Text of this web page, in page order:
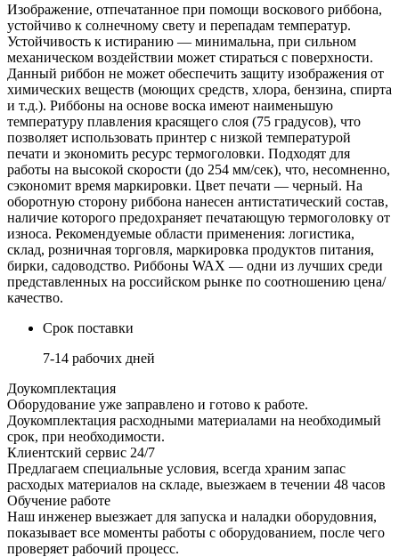
Изображение, отпечатанное при помощи воскового риббона,
устойчиво к солнечному свету и перепадам температур.
Устойчивость к истиранию — минимальна, при сильном
механическом воздействии может стираться с поверхности.
Данный риббон не может обеспечить защиту изображения от
химических веществ (моющих средств, хлора, бензина, спирта
и т.д.). Риббоны на основе воска имеют наименьшую
температуру плавления красящего слоя (75 градусов), что
позволяет использовать принтер с низкой температурой
печати и экономить ресурс термоголовки. Подходят для
работы на высокой скорости (до 254 мм/сек), что, несомненно,
сэкономит время маркировки. Цвет печати — черный. На
оборотную сторону риббона нанесен антистатический состав,
наличие которого предохраняет печатающую термоголовку от
износа. Рекомендуемые области применения: логистика,
склад, розничная торговля, маркировка продуктов питания,
бирки, садоводство. Риббоны WAX — одни из лучших среди
представленных на российском рынке по соотношению цена/
качество.
Срок поставки
7-14 рабочих дней
Доукомплектация
Оборудование уже заправлено и готово к работе.
Доукомплектация расходными материалами на необходимый
срок, при необходимости.
Клиентский сервис 24/7
Предлагаем специальные условия, всегда храним запас
расходых материалов на складе, выезжаем в течении 48 часов
Обучение работе
Наш инженер выезжает для запуска и наладки оборудовния,
показывает все моменты работы с оборудованием, после чего
проверяет рабочий процесс.